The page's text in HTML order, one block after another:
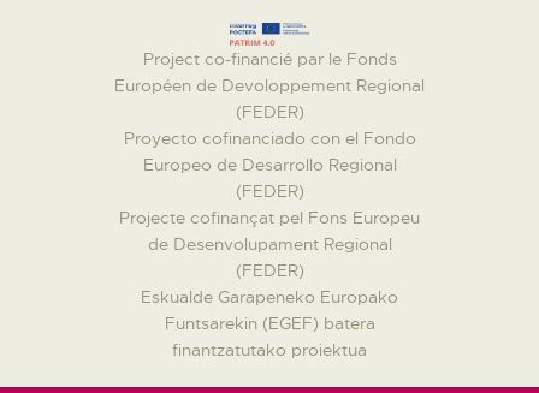
Project co-financié par le Fonds
Européen de Devoloppement Regional
(FEDER)
Proyecto cofinanciado con el Fondo
Europeo de Desarrollo Regional
(FEDER)
Projecte cofinançat pel Fons Europeu
de Desenvolupament Regional
(FEDER)
Eskualde Garapeneko Europako
Funtsarekin (EGEF) batera
finantzatutako proiektua